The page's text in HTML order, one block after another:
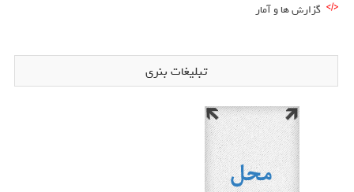
گزارش ها و آمار
تبلیغات بنری